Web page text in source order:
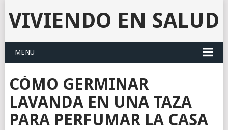
VIVIENDO EN SALUD
MENU
CÓMO GERMINAR
LAVANDA EN UNA TAZA
PARA PERFUMAR LA CASA